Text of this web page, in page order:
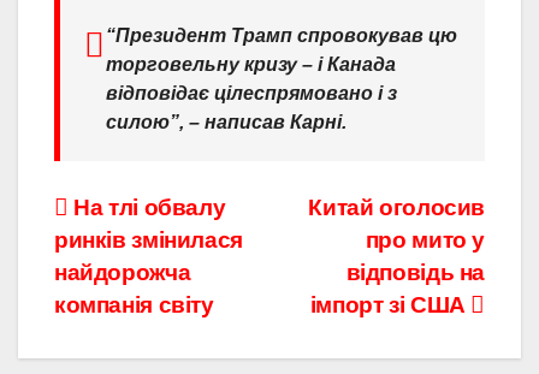
“Президент Трамп спровокував цю
торговельну кризу – і Канада
відповідає цілеспрямовано і з
силою”, – написав Карні.
Навігація
записів
Китай оголосив
про мито у
відповідь на
імпорт зі США
На тлі обвалу
ринків змінилася
найдорожча
компанія світу